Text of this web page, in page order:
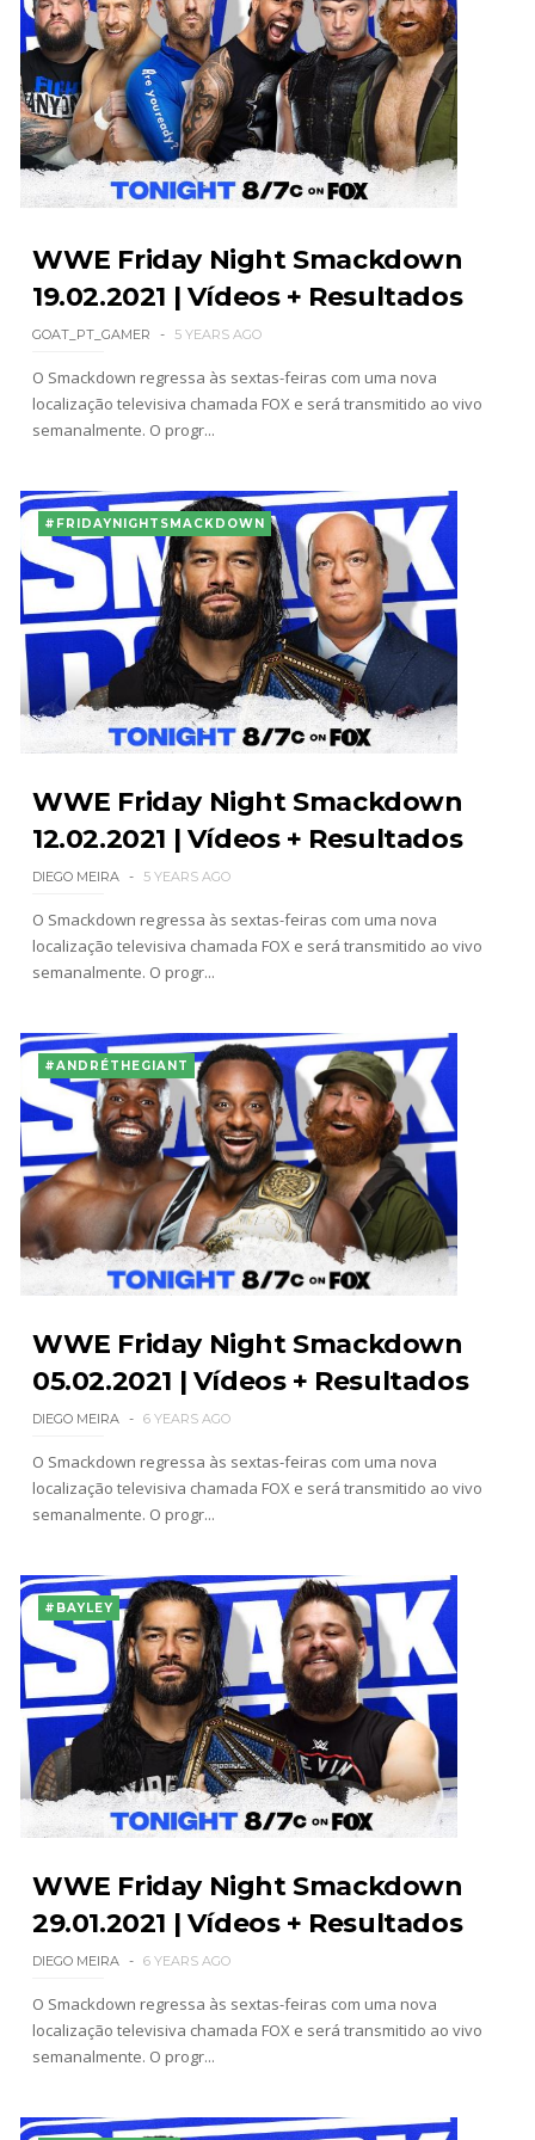
WWE Friday Night Smackdown
19.02.2021 | Vídeos + Resultados
GOAT_PT_GAMER 5 YEARS AGO
O Smackdown regressa às sextas-feiras com uma nova
localização televisiva chamada FOX e será transmitido ao vivo
semanalmente. O progr...
#FRIDAYNIGHTSMACKDOWN
WWE Friday Night Smackdown
12.02.2021 | Vídeos + Resultados
DIEGO MEIRA 5 YEARS AGO
O Smackdown regressa às sextas-feiras com uma nova
localização televisiva chamada FOX e será transmitido ao vivo
semanalmente. O progr...
#ANDRÉTHEGIANT
WWE Friday Night Smackdown
05.02.2021 | Vídeos + Resultados
DIEGO MEIRA 6 YEARS AGO
O Smackdown regressa às sextas-feiras com uma nova
localização televisiva chamada FOX e será transmitido ao vivo
semanalmente. O progr...
#BAYLEY
WWE Friday Night Smackdown
29.01.2021 | Vídeos + Resultados
DIEGO MEIRA 6 YEARS AGO
O Smackdown regressa às sextas-feiras com uma nova
localização televisiva chamada FOX e será transmitido ao vivo
semanalmente. O progr...